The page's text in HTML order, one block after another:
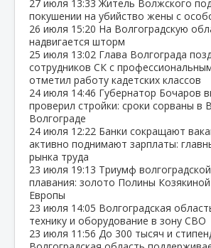
27 июля 13:33 Житель Волжского
покушении на убийство жены с
26 июля 15:20 На Волгоградскую
надвигается шторм
25 июля 13:02 Глава Волгограда
сотрудников СК с
отметил работу кадетских классов
24 июля 14:46 Губернатор Бочаров
проверил стройки: сроки сорваны в
Волгограде
24 июля 12:22 Банки сокращают
активно поднимают зарплаты:
рынка труда
23 июля 19:13 Триумф
плавания: золото Полины
Европы
23 июля 14:05 Волгоградская
технику и оборудование в зону СВО
23 июля 11:56 До 300 тысяч и